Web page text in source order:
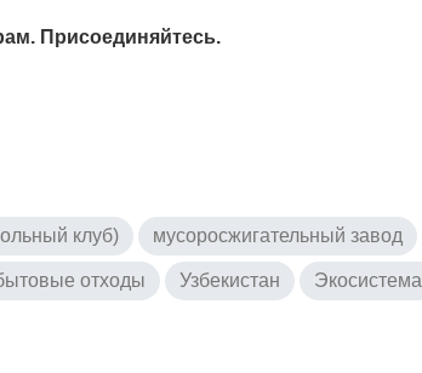
Присоединяйтесь.
клуб) мусоросжигательный завод
отходы Узбекистан Экосистема